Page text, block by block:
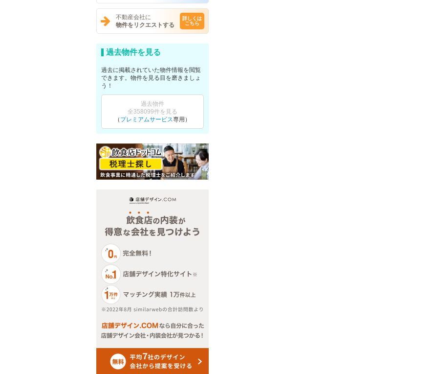
不動産会社に
物件をリクエストする
詳しくは
こちら
過去物件を見る
過去に掲載されていた物件情報を閲覧
できます。物件を見る目を磨きましょ
う！
過去物件
全358099件を見る
（ プレミアムサービス専用）